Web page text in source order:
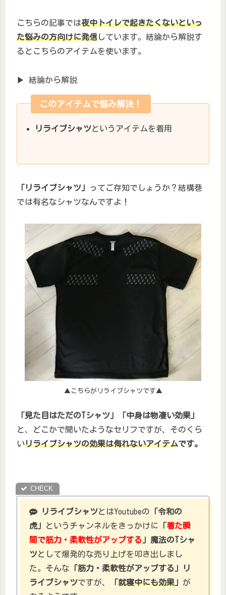
こちらの記事では夜中トイレで起きたくないといっ
た悩みの方向けに発信しています。結論から解説す
るとこちらのアイテムを使います。
▶ 結論から解説
このアイテムで悩み解決！
リライブシャツというアイテムを着用
「リライブシャツ」
ってご存知でしょうか？結構巷
では有名なシャツなんですよ！
▲こちらがリライブシャツです▲
「見た目はただのTシャツ」「中身は物凄い効果」
と、どこかで聞いたようなセリフですが、そのくら
いリライブシャツの効果は侮れないアイテムです。
リライブシャツとはYoutubeの 「令和の
虎」
というチャンネルをきっかけに 「着た瞬
間で筋力・柔軟性がアップする
」魔法のTシャ
ツとして爆発的な売り上げを叩き出しまし
た。そんな 「筋力・柔軟性がアップする」リ
ライブシャツですが、 「就寝中にも効果
が